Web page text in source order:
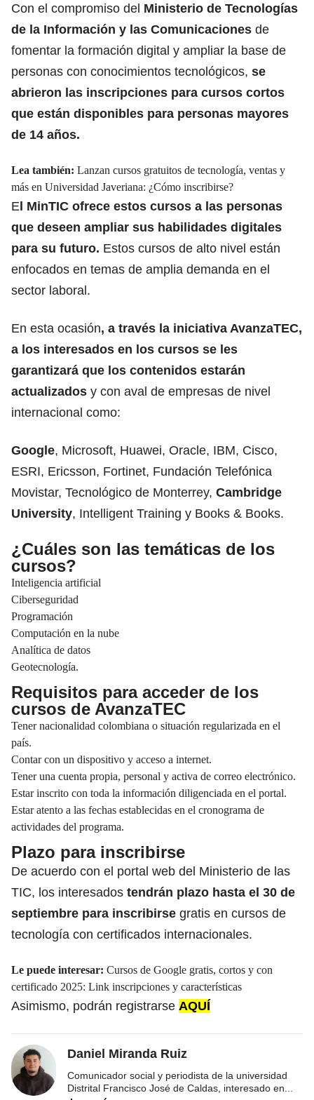
Con el compromiso del Ministerio de Tecnologías
de la Información y las Comunicaciones de
fomentar la formación digital y ampliar la base de
personas con conocimientos tecnológicos, se
abrieron las inscripciones para cursos cortos
que están disponibles para personas mayores
de 14 años.
Lea también: Lanzan cursos gratuitos de tecnología, ventas y
más en Universidad Javeriana: ¿Cómo inscribirse?
El MinTIC ofrece estos cursos a las personas
que deseen ampliar sus habilidades digitales
para su futuro. Estos cursos de alto nivel están
enfocados en temas de amplia demanda en el
sector laboral.
En esta ocasión, a través la iniciativa AvanzaTEC,
a los interesados en los cursos se les
garantizará que los contenidos estarán
actualizados y con aval de empresas de nivel
internacional como:
Google, Microsoft, Huawei, Oracle, IBM, Cisco,
ESRI, Ericsson, Fortinet, Fundación Telefónica
Movistar, Tecnológico de Monterrey, Cambridge
University, Intelligent Training y Books & Books.
¿Cuáles son las temáticas de los
cursos?
Inteligencia artificial
Ciberseguridad
Programación
Computación en la nube
Analítica de datos
Geotecnología.
Requisitos para acceder de los
cursos de AvanzaTEC
Tener nacionalidad colombiana o situación regularizada en el
país.
Contar con un dispositivo y acceso a internet.
Tener una cuenta propia, personal y activa de correo electrónico.
Estar inscrito con toda la información diligenciada en el portal.
Estar atento a las fechas establecidas en el cronograma de
actividades del programa.
Plazo para inscribirse
De acuerdo con el portal web del Ministerio de las
TIC, los interesados tendrán plazo hasta el 30 de
septiembre para inscribirse gratis en cursos de
tecnología con certificados internacionales.
Le puede interesar: Cursos de Google gratis, cortos y con
certificado 2025: Link inscripciones y características
Asimismo, podrán registrarse AQUÍ
Daniel Miranda Ruiz
Comunicador social y periodista de la universidad
Distrital Francisco José de Caldas, interesado en